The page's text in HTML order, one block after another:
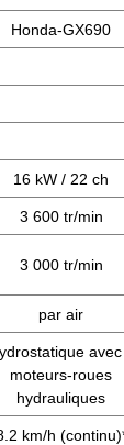
Honda-GX690
16 kW / 22 ch
3 600 tr/min
3 000 tr/min
par air
moteurs-roues
hydrauliques
km/h